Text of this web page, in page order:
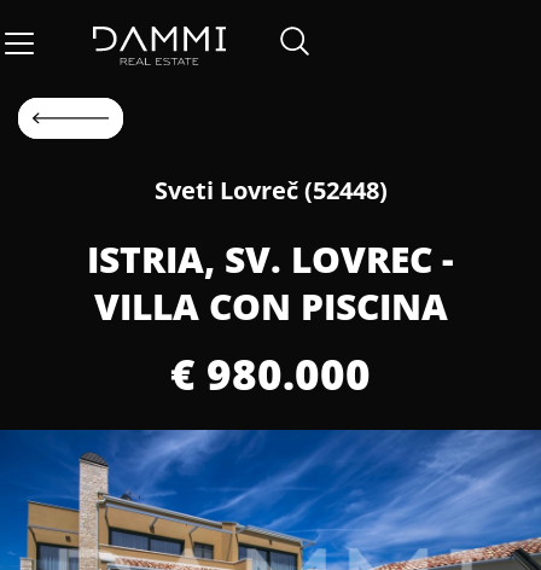
Sveti Lovreč (52448)
ISTRIA, SV. LOVREC -
VILLA CON PISCINA
€ 980.000